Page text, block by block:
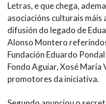
Letras, e que chega,
asociacións culturais
difusión do legado de
Alonso Montero
Fundación Eduardo
Fondo Aguiar, Xosé María
promotores da iniciativa.